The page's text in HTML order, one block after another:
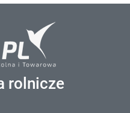
rolnicze